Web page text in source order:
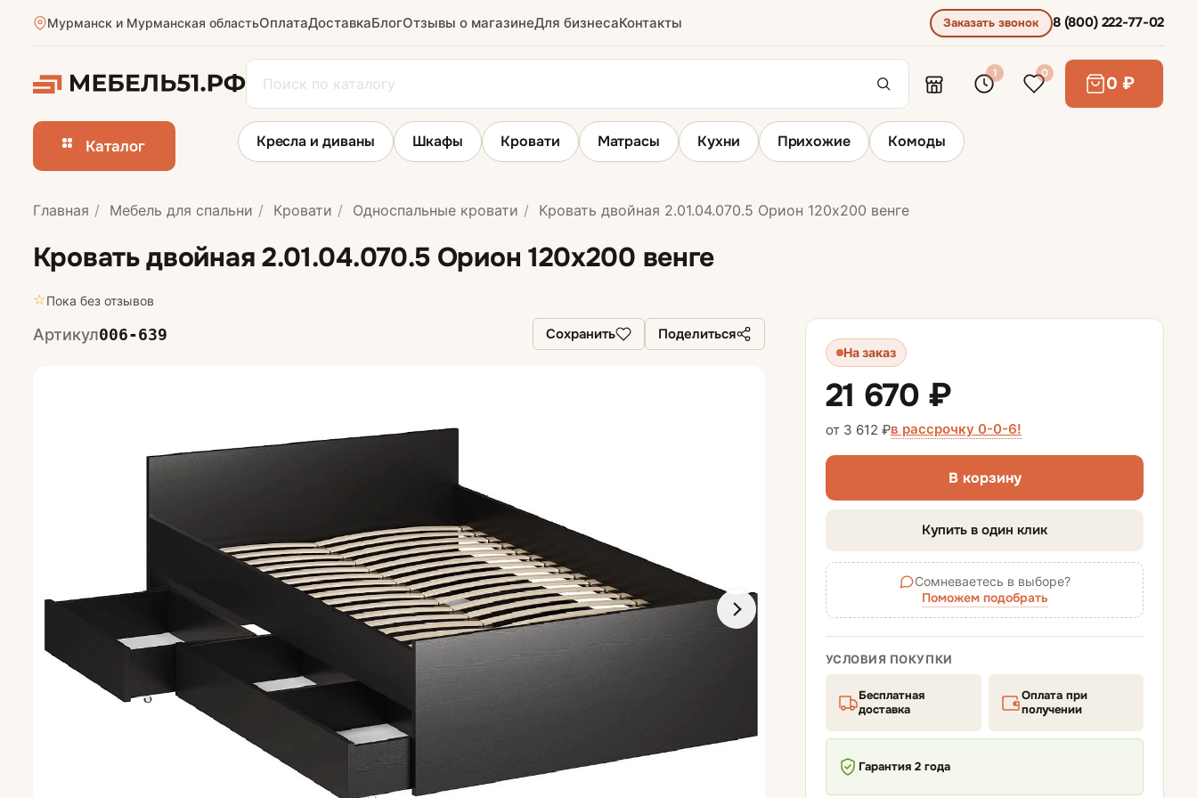
Мурманск и Мурманская областьОплатаДоставкаБлогОтзывы о магазинеДля бизнесаКонтакты Заказать звонок 8 (800) 222-77-02
1 0 0 ₽
Каталог
Пружинные матрасы
Чехлы для матрасов Прикроватные тумбы
Зеркала
Раскладушки
Кресла и диваны Шкафы Кровати Матрасы Кухни Прихожие Комоды
Главная Мебель для спальни Кровати Односпальные кровати Кровать двойная 2.01.04.070.5 Орион 120х200 венге
Кровать двойная 2.01.04.070.5 Орион 120х200 венге
☆Пока без отзывов
Артикул006-639 Сохранить Поделиться
На заказ
21 670 ₽
от 3 612 ₽в рассрочку 0-0-6!
В корзину
Купить в один клик
Сомневаетесь в выборе?
Поможем подобрать
УСЛОВИЯ ПОКУПКИ
Бесплатная
доставка
Оплата при
получении
Гарантия 2 года